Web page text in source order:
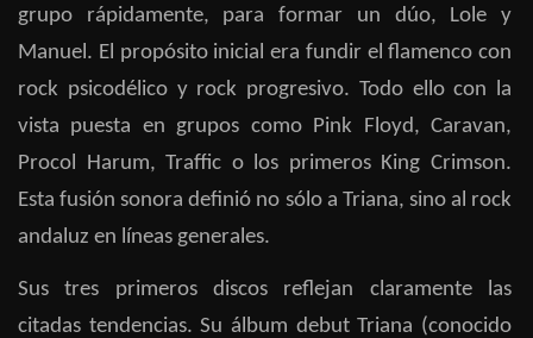
grupo rápidamente, para formar un dúo, Lole y
Manuel. El propósito inicial era fundir el flamenco con
rock psicodélico y rock progresivo. Todo ello con la
vista puesta en grupos como Pink Floyd, Caravan,
Procol Harum, Traffic o los primeros King Crimson.
Esta fusión sonora definió no sólo a Triana, sino al rock
andaluz en líneas generales.
Sus tres primeros discos reflejan claramente las
citadas tendencias. Su álbum debut Triana (conocido